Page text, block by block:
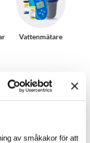
av småkakor för att
Vattenmätare